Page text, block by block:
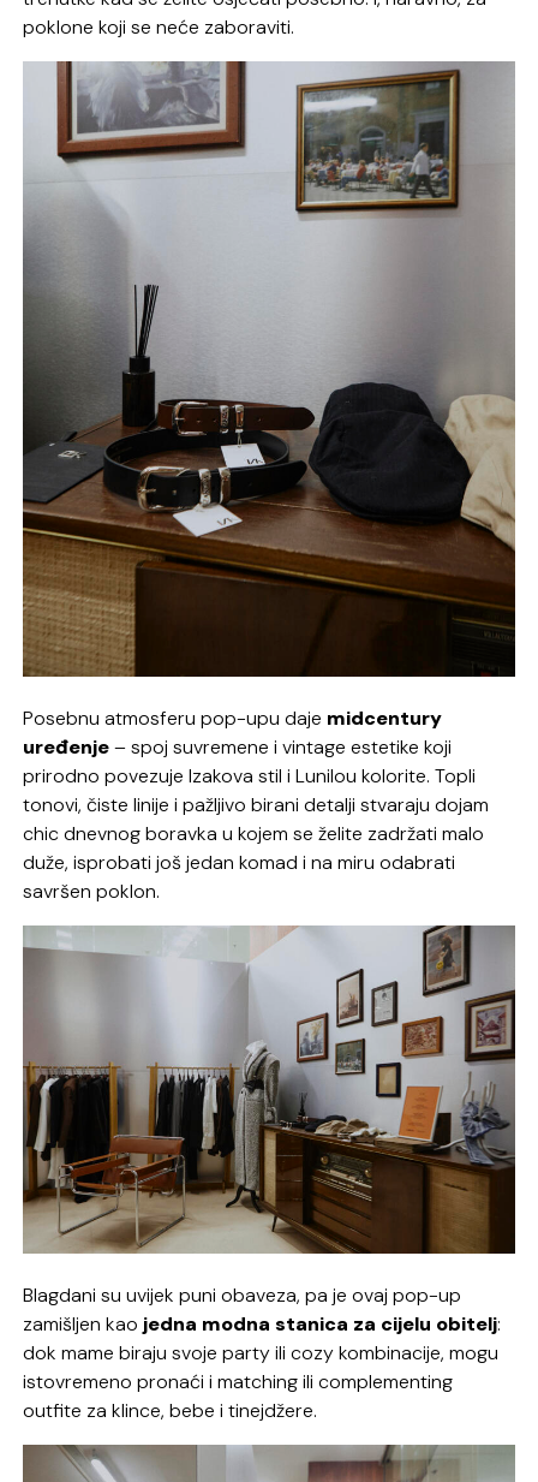
poklone koji se neće zaboraviti.
Posebnu atmosferu pop-upu daje midcentury
uređenje– spoj suvremene i vintage estetike koji
prirodno povezuje Izakova stil i Lunilou kolorite. Topli
tonovi, čiste linije i pažljivo birani detalji stvaraju dojam
chic dnevnog boravka u kojem se želite zadržati malo
duže, isprobati još jedan komad i na miru odabrati
savršen poklon.
Blagdani su uvijek puni obaveza, pa je ovaj pop-up
zamišljen kao jedna modna stanica za cijelu obitelj:
dok mame biraju svoje party ili cozy kombinacije, mogu
istovremeno pronaći i matching ili complementing
outfite za klince, bebe i tinejdžere.